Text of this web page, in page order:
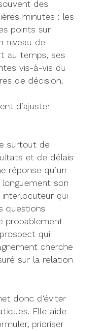
des
minutes : les
points sur
niveau de
au temps, ses
vis-à-vis du
de décision.
d’ajuster
surtout de
et de délais
réponse qu’un
son
qui
questions
probablement
qui
cherche
sur la relation
donc d’éviter
Elle aide
prioriser